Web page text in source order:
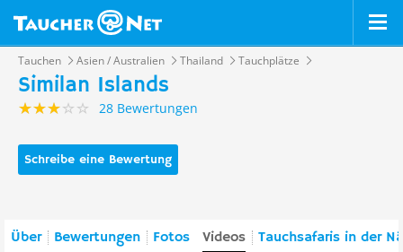
Tauchen Asien / Australien Thailand Tauchplätze
Similan Islands
28 Bewertungen
Schreibe eine Bewertung
Über Bewertungen Fotos Videos Tauchsafaris in der